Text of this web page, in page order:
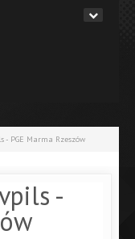
- PGE Marma Rzeszów
-